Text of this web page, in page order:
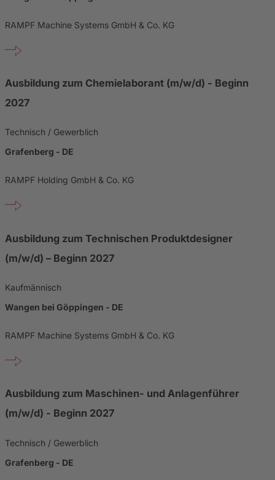
RAMPF Machine Systems GmbH & Co. KG
Ausbildung zum Chemielaborant (m/w/d) - Beginn
2027
Technisch / Gewerblich
Grafenberg - DE
RAMPF Holding GmbH & Co. KG
Ausbildung zum Technischen Produktdesigner
(m/w/d) – Beginn 2027
Kaufmännisch
Wangen bei Göppingen - DE
RAMPF Machine Systems GmbH & Co. KG
Ausbildung zum Maschinen- und Anlagenführer
(m/w/d) - Beginn 2027
Technisch / Gewerblich
Grafenberg - DE